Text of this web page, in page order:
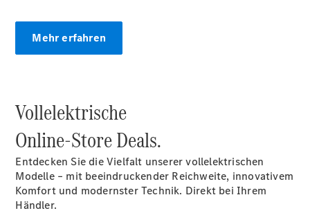
Kontaktformular
Servicetermin
Mehr erfahren
Vollelektrische
Online-Store Deals.
Entdecken Sie die Vielfalt unserer vollelektrischen
Modelle – mit beeindruckender Reichweite, innovativem
Komfort und modernster Technik. Direkt bei Ihrem
Händler.